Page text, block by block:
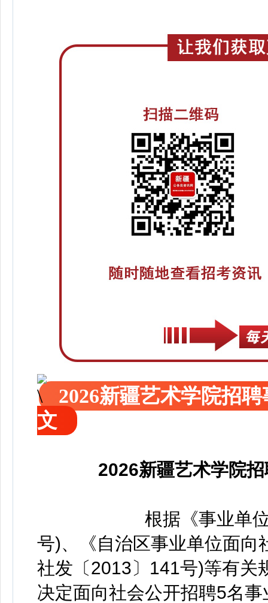
2026新疆艺术学院招
文
2026新疆艺术学院
根据《事业单位
号)、《自治区事业单位面向
社发〔2013〕141号)等有关
决定面向社会公开招聘5名